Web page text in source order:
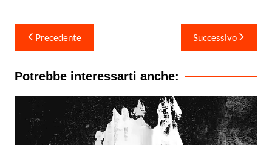
Navigazione
articoli
Precedente Successivo
Potrebbe interessarti anche: